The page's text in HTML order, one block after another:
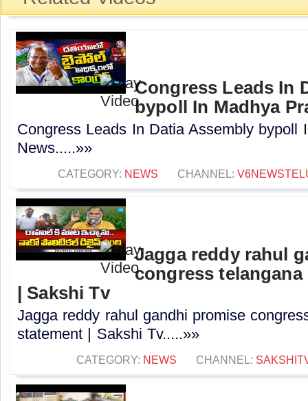
Congress Leads In
bypoll In Madhya
Congress Leads In Datia Assembly bypoll
News.....»»
CATEGORY: NEWS CHANNEL:
Jagga reddy rahul
congress
| Sakshi Tv
Jagga reddy rahul gandhi promise
statement | Sakshi Tv.....»»
CATEGORY: NEWS CHANNEL: